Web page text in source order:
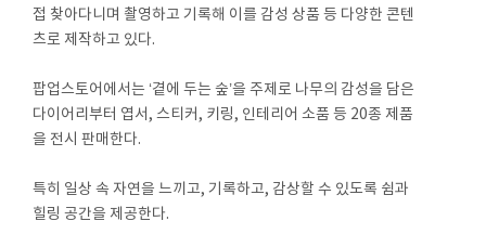
접 찾아다니며 촬영하고 기록해 이를 감성 상품 등 다양한 콘텐
츠로 제작하고 있다.
팝업스토어에서는 ‘곁에 두는 숲’을 주제로 나무의 감성을 담은
다이어리부터 엽서, 스티커, 키링, 인테리어 소품 등 20종 제품
을 전시 판매한다.
특히 일상 속 자연을 느끼고, 기록하고, 감상할 수 있도록 쉼과
힐링 공간을 제공한다.